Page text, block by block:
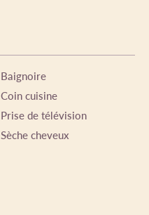
Baignoire
Coin cuisine
Prise de télévision
Sèche cheveux